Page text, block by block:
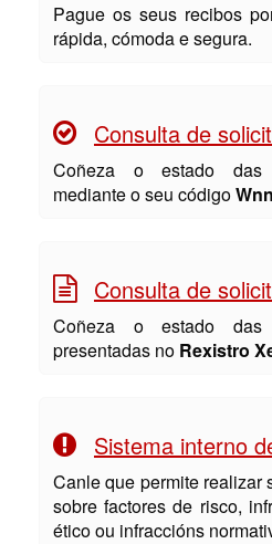
Pague os seus recibos
rápida, cómoda e segura.
Consulta de
Coñeza o estado das
mediante o seu código
Consulta de
Coñeza o estado das
presentadas no Rexistro
Sistema interno
Canle que permite realizar
sobre factores de risco,
ético ou infraccións